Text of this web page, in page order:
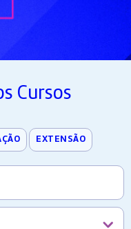
Cursos
EXTENSÃO